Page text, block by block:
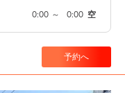
0:00 ～ 0:00 空
予約へ